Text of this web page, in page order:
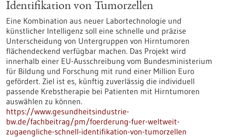
Identifikation von Tumorzellen
Eine Kombination aus neuer Labortechnologie und
künstlicher Intelligenz soll eine schnelle und präzise
Unterscheidung von Untergruppen von Hirntumoren
flächendeckend verfügbar machen. Das Projekt wird
innerhalb einer EU-Ausschreibung vom Bundesministerium
für Bildung und Forschung mit rund einer Million Euro
gefördert. Ziel ist es, künftig zuverlässig die individuell
passende Krebstherapie bei Patienten mit Hirntumoren
auswählen zu können.
https://www.gesundheitsindustrie-
bw.de/fachbeitrag/pm/foerderung-fuer-weltweit-
zugaengliche-schnell-identifikation-von-tumorzellen